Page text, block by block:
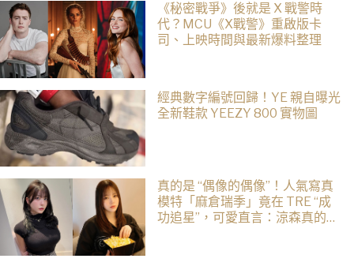
《秘密戰爭》後就是 X 戰警時
代？MCU《X戰警》重啟版卡
司、上映時間與最新爆料整理
經典數字編號回歸！YE 親自曝光
全新鞋款 YEEZY 800 實物圖
真的是 “偶像的偶像”！人氣寫真
模特「麻倉瑞季」竟在 TRE “成
功追星”，可愛直言：涼森真的太